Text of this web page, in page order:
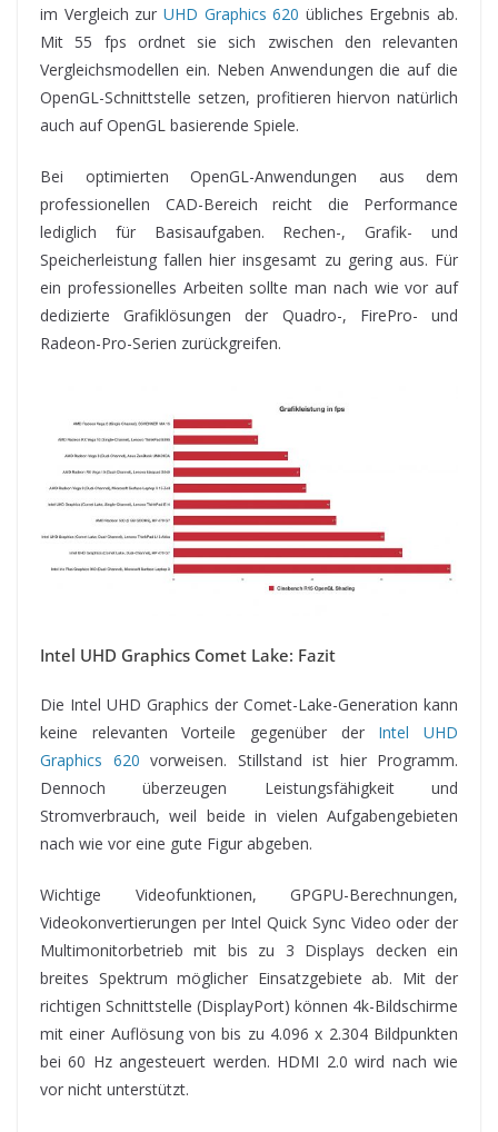
im Vergleich zur UHD Graphics 620 übliches Ergebnis ab.
Mit 55 fps ordnet sie sich zwischen den relevanten
Vergleichsmodellen ein. Neben Anwendungen die auf die
OpenGL-Schnittstelle setzen, profitieren hiervon natürlich
auch auf OpenGL basierende Spiele.
Bei optimierten OpenGL-Anwendungen aus dem
professionellen CAD-Bereich reicht die Performance
lediglich für Basisaufgaben. Rechen-, Grafik- und
Speicherleistung fallen hier insgesamt zu gering aus. Für
ein professionelles Arbeiten sollte man nach wie vor auf
dedizierte Grafiklösungen der Quadro-, FirePro- und
Radeon-Pro-Serien zurückgreifen.
Intel UHD Graphics Comet Lake: Fazit
Die Intel UHD Graphics der Comet-Lake-Generation kann
keine relevanten Vorteile gegenüber der Intel UHD
Graphics 620 vorweisen. Stillstand ist hier Programm.
Dennoch überzeugen Leistungsfähigkeit und
Stromverbrauch, weil beide in vielen Aufgabengebieten
nach wie vor eine gute Figur abgeben.
Wichtige Videofunktionen, GPGPU-Berechnungen,
Videokonvertierungen per Intel Quick Sync Video oder der
Multimonitorbetrieb mit bis zu 3 Displays decken ein
breites Spektrum möglicher Einsatzgebiete ab. Mit der
richtigen Schnittstelle (DisplayPort) können 4k-Bildschirme
mit einer Auflösung von bis zu 4.096 x 2.304 Bildpunkten
bei 60 Hz angesteuert werden. HDMI 2.0 wird nach wie
vor nicht unterstützt.